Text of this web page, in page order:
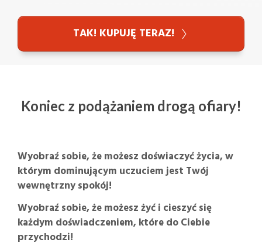
TAK! KUPUJĘ TERAZ!
Koniec z podążaniem drogą ofiary!
Wyobraź sobie, że możesz doświaczyć życia, w
którym dominującym uczuciem jest Twój
wewnętrzny spokój!
Wyobraź sobie, że możesz żyć i cieszyć się
każdym doświadczeniem, które do Ciebie
przychodzi!